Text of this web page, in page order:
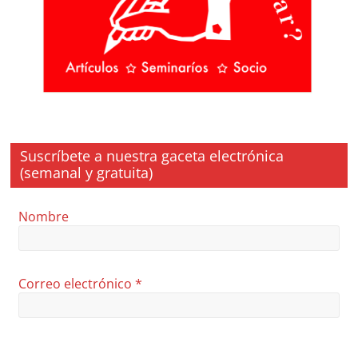
Suscríbete a nuestra gaceta electrónica
(semanal y gratuita)
Nombre
Correo electrónico*